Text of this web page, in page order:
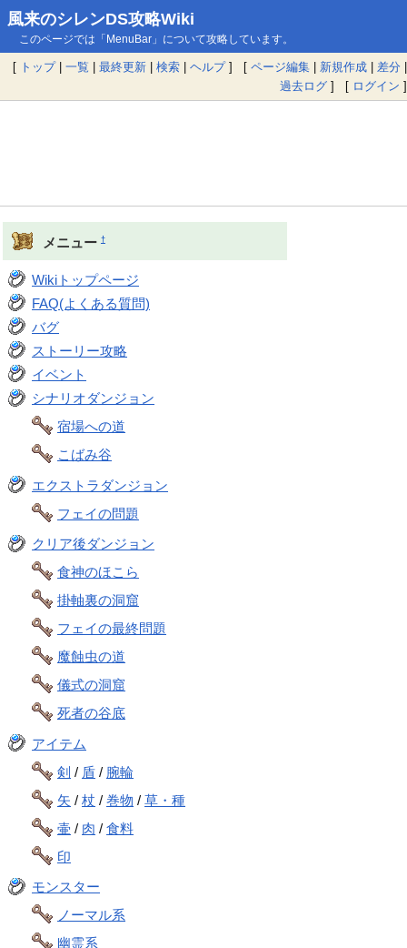
風来のシレンDS攻略Wiki
このページでは「MenuBar」について攻略しています。
[ トップ| 一覧 | 最終更新 | 検索 | ヘルプ] [ ページ編集 | 新規作成 | 差分 |
過去ログ ] [ ログイン ]
メニュー †
Wikiトップページ
FAQ(よくある質問)
バグ
ストーリー攻略
イベント
シナリオダンジョン
宿場への道
こばみ谷
エクストラダンジョン
フェイの問題
クリア後ダンジョン
食神のほこら
掛軸裏の洞窟
フェイの最終問題
魔蝕虫の道
儀式の洞窟
死者の谷底
アイテム
剣 / 盾 / 腕輪
矢 /杖 /巻物 /草・種
壷 / 肉 /食料
印
モンスター
ノーマル系
幽霊系